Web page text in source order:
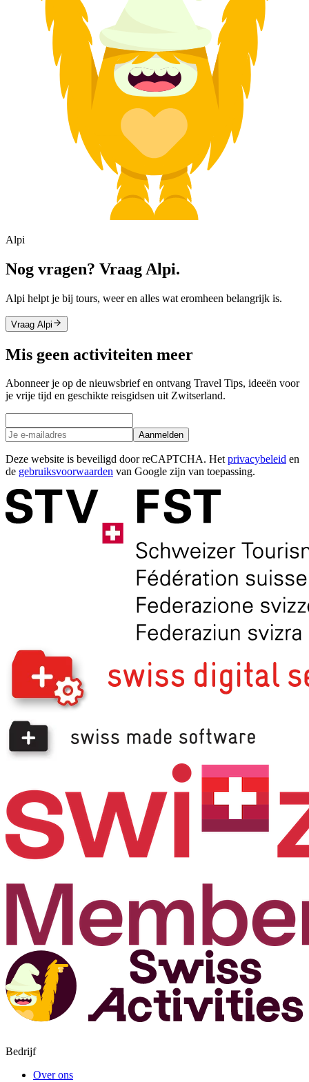
Alpi
Nog vragen? Vraag Alpi.
Alpi helpt je bij tours, weer en alles wat eromheen belangrijk is.
Vraag Alpi
Mis geen activiteiten meer
Abonneer je op de nieuwsbrief en ontvang Travel Tips, ideeën voor
je vrije tijd en geschikte reisgidsen uit Zwitserland.
Aanmelden
Deze website is beveiligd door reCAPTCHA. Hetprivacybeleid en
de gebruiksvoorwaarden van Google zijn van toepassing.
Bedrijf
Over ons